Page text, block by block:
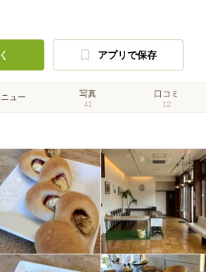
アプリで保存
ニュー 写真
41
口コミ
12